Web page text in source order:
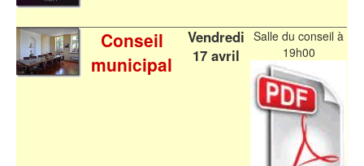
Conseil
municipal
Vendredi
17 avril
Salle du conseil à
19h00